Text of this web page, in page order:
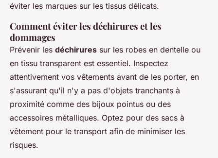
éviter les marques sur les tissus délicats.
Comment éviter les déchirures et les
dommages
Prévenir les déchirures sur les robes en dentelle ou
en tissu transparent est essentiel. Inspectez
attentivement vos vêtements avant de les porter, en
s'assurant qu'il n'y a pas d'objets tranchants à
proximité comme des bijoux pointus ou des
accessoires métalliques. Optez pour des sacs à
vêtement pour le transport afin de minimiser les
risques.